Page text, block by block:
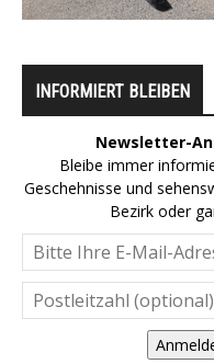
INFORMIERT BLEIBEN
Newsletter-
Bleibe immer
Geschehnisse und
Bezirk oder